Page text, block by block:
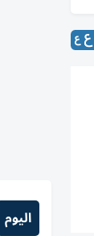
اليوم